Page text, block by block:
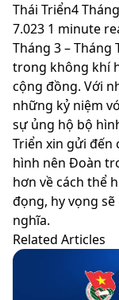
Thái Triển4
7.023 1 minute
Facebook
X
LinkedIn
Pinterest
Messenger
Messenger
WhatsApp
Telegram
Viber
Share
via
Email
Print
Tháng 3 –
trong không khí
cộng đồng. Với
những kỷ niệm
sự ủng hộ bộ
Triển xin gửi đến
hình nên Đoàn
hơn về cách thể
đọng, hy vọng
nghĩa.
Related Articles